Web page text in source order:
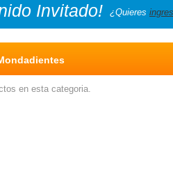
Invitado! ¿Quieres
en esta categoria.